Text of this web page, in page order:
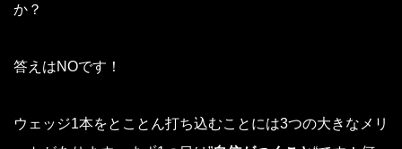
か？
答えはNOです！
ウェッジ1本をとことん打ち込むことには3つの大きなメリ